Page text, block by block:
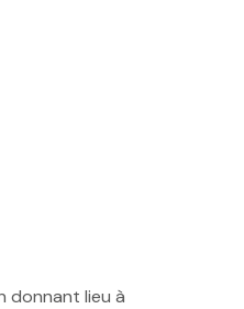
donnant lieu à